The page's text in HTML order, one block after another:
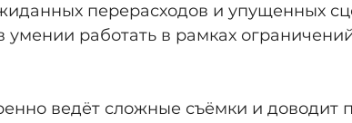
перерасходов и упущенных
работать в рамках
ведёт сложные съёмки и доводит